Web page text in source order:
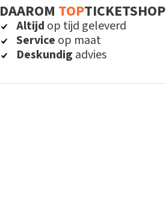
DAAROM TOPTICKETSHOP
Altijd op tijd geleverd
Service op maat
Deskundig advies